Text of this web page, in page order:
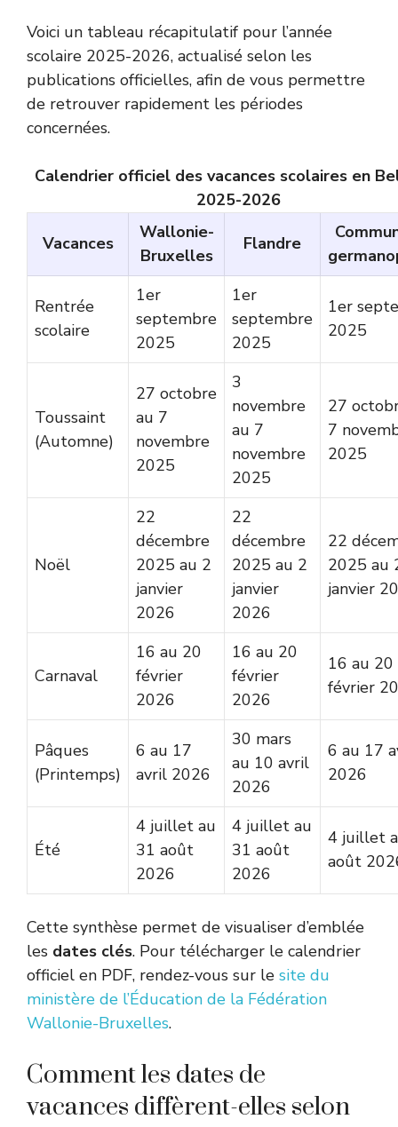
Voici un tableau récapitulatif pour l’année
scolaire 2025-2026, actualisé selon les
publications officielles, afin de vous permettre
de retrouver rapidement les périodes
concernées.
Calendrier officiel des vacances scolaires en
2025-2026
Vacances
Wallonie-
Bruxelles
Flandre
Rentrée
scolaire
1er
septembre
2025
1er
septembre
2025
1er
2025
Toussaint
(Automne)
27 octobre
au 7
novembre
2025
3
novembre
au 7
novembre
2025
27
7
2025
Noël
22
décembre
2025 au 2
janvier
2026
22
décembre
2025 au 2
janvier
2026
22
2025 au
janvier
Carnaval
16 au 20
février
2026
16 au 20
février
2026
16 au 20
février
Pâques
(Printemps)
6 au 17
avril 2026
30 mars
au 10 avril
2026
6 au 17
2026
Été
4 juillet au
31 août
2026
4 juillet au
31 août
2026
4 juillet
août
Cette synthèse permet de visualiser d’emblée
les dates clés. Pour télécharger le calendrier
officiel en PDF, rendez-vous sur le site du
ministère de l’Éducation de la Fédération
Wallonie-Bruxelles.
Comment les dates de
vacances diffèrent-elles selon